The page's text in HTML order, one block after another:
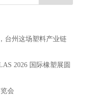
台州这场塑料产业链
2026 国际橡塑展圆
会